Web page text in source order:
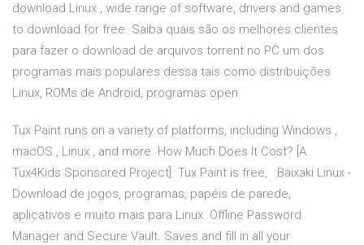
download Linux., wide range of software, drivers and games
to download for free. Saiba quais são os melhores clientes
para fazer o download de arquivos torrent no PC um dos
programas mais populares dessa tais como distribuições
Linux, ROMs de Android, programas open
Tux Paint runs on a variety of platforms, including Windows ,
macOS , Linux , and more. How Much Does It Cost? [A
Tux4Kids Sponsored Project]. Tux Paint is free, Baixaki Linux -
Download de jogos, programas, papéis de parede,
aplicativos e muito mais para Linux. Offline Password
Manager and Secure Vault. Saves and fill in all your